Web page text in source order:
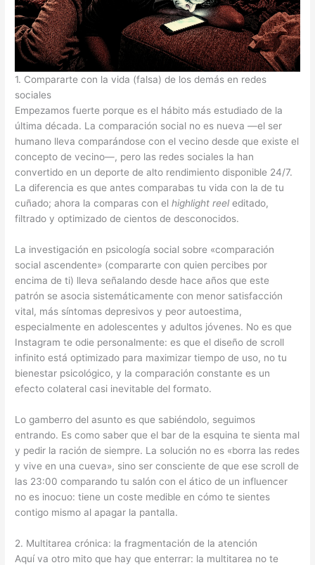
1. Compararte con la vida (falsa) de los demás en redes
sociales
Empezamos fuerte porque es el hábito más estudiado de la
última década. La comparación social no es nueva —el ser
humano lleva comparándose con el vecino desde que existe el
concepto de vecino—, pero las redes sociales la han
convertido en un deporte de alto rendimiento disponible 24/7.
La diferencia es que antes comparabas tu vida con la de tu
cuñado; ahora la comparas con elhighlight reel editado,
filtrado y optimizado de cientos de desconocidos.
La investigación en psicología social sobre «comparación
social ascendente» (compararte con quien percibes por
encima de ti) lleva señalando desde hace años que este
patrón se asocia sistemáticamente con menor satisfacción
vital, más síntomas depresivos y peor autoestima,
especialmente en adolescentes y adultos jóvenes. No es que
Instagram te odie personalmente: es que el diseño de scroll
infinito está optimizado para maximizar tiempo de uso, no tu
bienestar psicológico, y la comparación constante es un
efecto colateral casi inevitable del formato.
Lo gamberro del asunto es que sabiéndolo, seguimos
entrando. Es como saber que el bar de la esquina te sienta mal
y pedir la ración de siempre. La solución no es «borra las redes
y vive en una cueva», sino ser consciente de que ese scroll de
las 23:00 comparando tu salón con el ático de un influencer
no es inocuo: tiene un coste medible en cómo te sientes
contigo mismo al apagar la pantalla.
2. Multitarea crónica: la fragmentación de la atención
Aquí va otro mito que hay que enterrar: la multitarea no te